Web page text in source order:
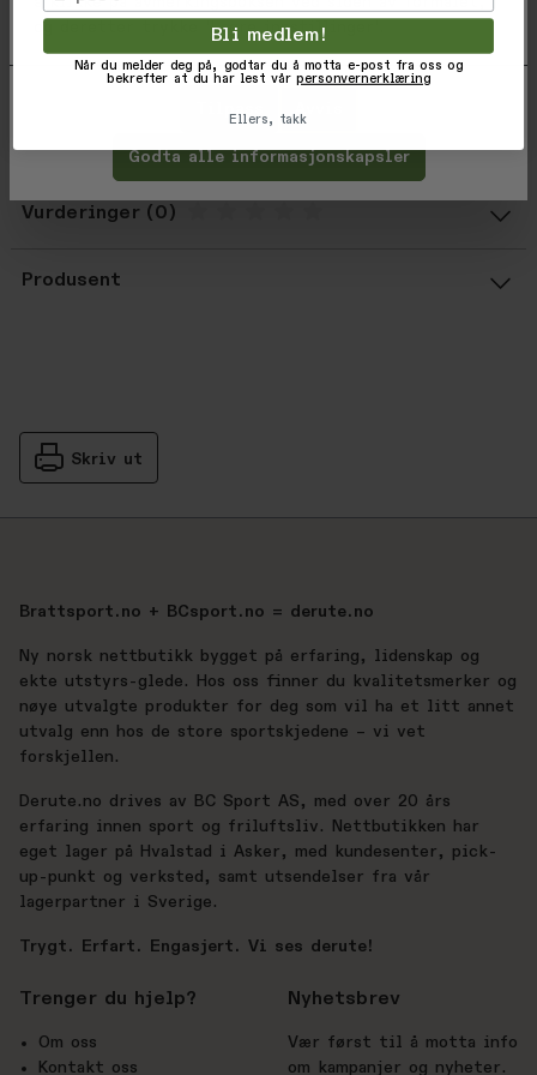
Logo buttons
Logo label at pocket flap
23" HPS
Varekode: 01272-DOVE-S
EAN: 888588670675
Vurderinger
Produsent
Skriv ut
Brattsport.no + BCsport.no = derute.no
Ny norsk nettbutikk bygget på erfaring, lidenskap og
ekte utstyrs-glede. Hos oss finner du kvalitetsmerker og
nøye utvalgte produkter for deg som vil ha et litt annet
utvalg enn hos de store sportskjedene – vi vet
forskjellen.
Derute.no drives av BC Sport AS, med over 20 års
erfaring innen sport og friluftsliv. Nettbutikken har
eget lager på Hvalstad i Asker, med kundesenter, pick-
up-punkt og verksted, samt utsendelser fra vår
lagerpartner i Sverige.
Trygt. Erfart. Engasjert. Vi ses derute!
Trenger du hjelp?
Om oss
Kontakt oss
Nyhetsbrev
Vær først til å motta info
om kampanjer og nyheter.
og deretter trykke 'Lagre innstillinger'.
Godta alle informasjonskapsler
Bli medlem!
Når du melder deg på, godtar du å motta e-post fra oss og
bekrefter at du har lest vårpersonvernerklæring
Ellers, takk